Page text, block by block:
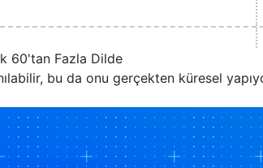
60'tan Fazla Dilde
bu da onu gerçekten küresel